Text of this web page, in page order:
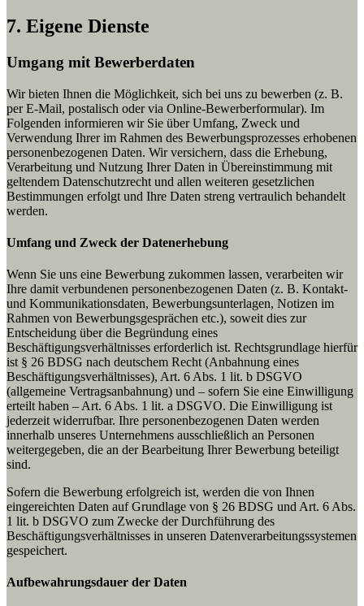
7. Eigene Dienste
Umgang mit Bewerberdaten
Wir bieten Ihnen die Möglichkeit, sich bei uns zu bewerben (z. B.
per E-Mail, postalisch oder via Online-Bewerberformular). Im
Folgenden informieren wir Sie über Umfang, Zweck und
Verwendung Ihrer im Rahmen des Bewerbungsprozesses erhobenen
personenbezogenen Daten. Wir versichern, dass die Erhebung,
Verarbeitung und Nutzung Ihrer Daten in Übereinstimmung mit
geltendem Datenschutzrecht und allen weiteren gesetzlichen
Bestimmungen erfolgt und Ihre Daten streng vertraulich behandelt
werden.
Umfang und Zweck der Datenerhebung
Wenn Sie uns eine Bewerbung zukommen lassen, verarbeiten wir
Ihre damit verbundenen personenbezogenen Daten (z. B. Kontakt-
und Kommunikationsdaten, Bewerbungsunterlagen, Notizen im
Rahmen von Bewerbungsgesprächen etc.), soweit dies zur
Entscheidung über die Begründung eines
Beschäftigungsverhältnisses erforderlich ist. Rechtsgrundlage hierfür
ist § 26 BDSG nach deutschem Recht (Anbahnung eines
Beschäftigungsverhältnisses), Art. 6 Abs. 1 lit. b DSGVO
(allgemeine Vertragsanbahnung) und – sofern Sie eine Einwilligung
erteilt haben – Art. 6 Abs. 1 lit. a DSGVO. Die Einwilligung ist
jederzeit widerrufbar. Ihre personenbezogenen Daten werden
innerhalb unseres Unternehmens ausschließlich an Personen
weitergegeben, die an der Bearbeitung Ihrer Bewerbung beteiligt
sind.
Sofern die Bewerbung erfolgreich ist, werden die von Ihnen
eingereichten Daten auf Grundlage von § 26 BDSG und Art. 6 Abs.
1 lit. b DSGVO zum Zwecke der Durchführung des
Beschäftigungsverhältnisses in unseren Datenverarbeitungssystemen
gespeichert.
Aufbewahrungsdauer der Daten